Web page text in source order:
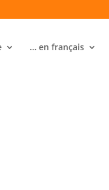
… en français